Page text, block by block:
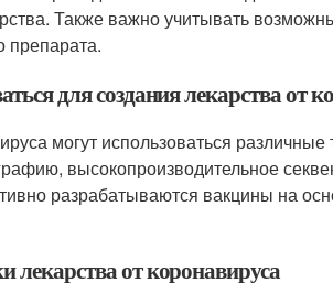
Также важно учитывать
препарата.
для создания лекарства от
могут использоваться
высокопроизводительное
разрабатываются вакцины на
лекарства от коронавируса